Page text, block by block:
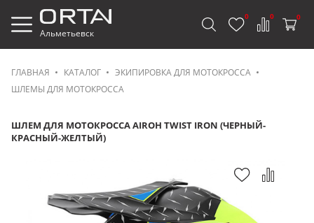
Альметьевск
0 0 0
ГЛАВНАЯ КАТАЛОГ
ЭКИПИРОВКА ДЛЯ МОТОКРОССА
ШЛЕМЫ ДЛЯ МОТОКРОССА
ШЛЕМ ДЛЯ МОТОКРОССА AIROH TWIST IRON (ЧЕРНЫЙ-
КРАСНЫЙ-ЖЕЛТЫЙ)